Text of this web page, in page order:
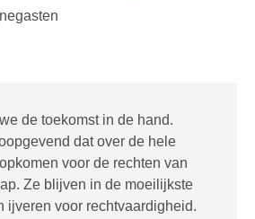
de toekomst in de hand.
dat over de hele
voor de rechten van
Ze blijven in de moeilijkste
ijveren voor rechtvaardigheid.